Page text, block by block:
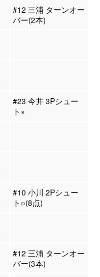
#12 三浦 ターンオー
バー(2本)
#23 今井 3Pシュー
ト×
#10 小川 2Pシュー
ト○(8点)
#12 三浦 ターンオー
バー(3本)